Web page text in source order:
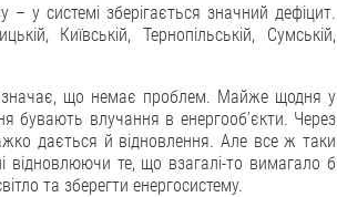
у системі зберігається значний дефіцит.
Київській, Тернопільській, Сумській,
що немає проблем. Майже щодня у
бувають влучання в енергооб’єкти. Через
дається й відновлення. Але все ж таки
відновлюючи те, що взагалі-то вимагало б
та зберегти енергосистему.